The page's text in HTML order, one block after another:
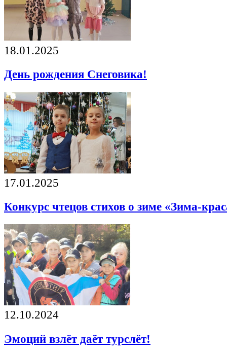
18.01.2025
День рождения Снеговика!
17.01.2025
Конкурс чтецов стихов о зиме «Зима-
12.10.2024
Эмоций взлёт даёт турслёт!